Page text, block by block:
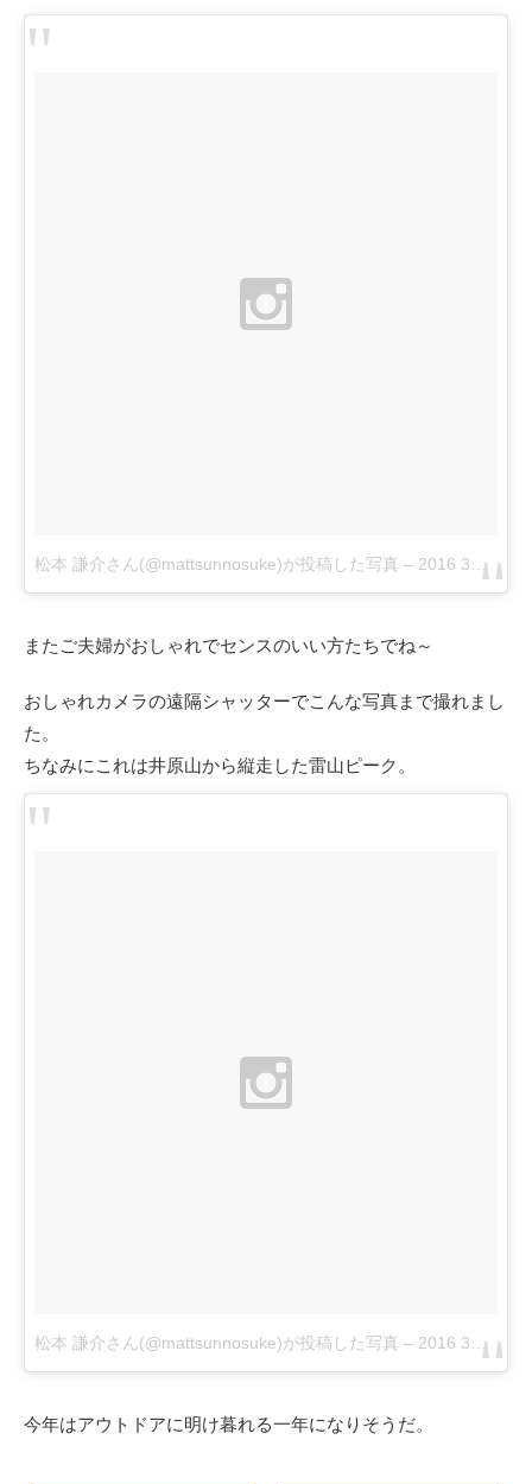
松本 謙介さん(@mattsunnosuke)が投稿した写真 – 2016 3月 28 3:28午前 PDT
またご夫婦がおしゃれでセンスのいい方たちでね～
おしゃれカメラの遠隔シャッターでこんな写真まで撮れまし
た。
ちなみにこれは井原山から縦走した雷山ピーク。
松本 謙介さん(@mattsunnosuke)が投稿した写真 – 2016 3月 27 9:19午後 PDT
今年はアウトドアに明け暮れる一年になりそうだ。